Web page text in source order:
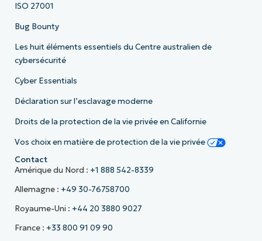
ISO 27001
Bug Bounty
Les huit éléments essentiels du Centre australien de
cybersécurité
Cyber Essentials
Déclaration sur l’esclavage moderne
Droits de la protection de la vie privée en Californie
Vos choix en matière de protection de la vie privée
Contact
Amérique du Nord : +1 888 542-8339
Allemagne : +49 30-76758700
Royaume-Uni : +44 20 3880 9027
France : +33 800 91 09 90